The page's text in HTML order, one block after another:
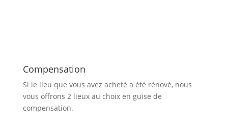
Compensation
Si le lieu que vous avez acheté a été rénové, nous
vous offrons 2 lieux au choix en guise de
compensation.